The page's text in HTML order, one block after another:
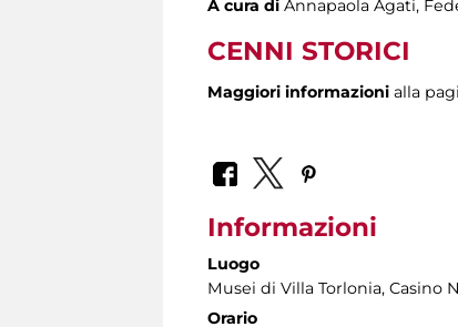
A cura di Annapaola Agati,
CENNI STORICI
Maggiori informazioni alla
Informazioni
Luogo
Musei di Villa Torlonia, Casino
Orario